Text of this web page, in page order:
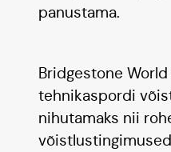
panustama.
Bridgestone World
tehnikaspordi
nihutamaks nii